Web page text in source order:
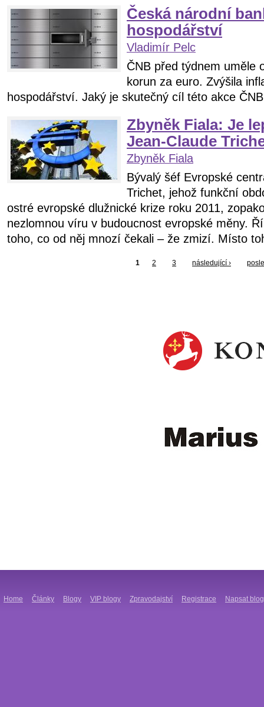
Česká národní
hospodářství
Vladimír Pelc
ČNB před týdnem uměle
korun za euro. Zvýšila
hospodářství. Jaký je skutečný cíl této akce
Zbyněk Fiala: Je
Jean-Claude
Zbyněk Fiala
Bývalý šéf Evropské
Trichet, jehož funkční
ostré evropské dlužnické krize roku 2011,
nezlomnou víru v budoucnost evropské měny.
toho, co od něj mnozí čekali – že zmizí. Místo
1 2 3 následující ›
Home Články Blogy VIP blogy Zpravodajství Registrace Napsat blog